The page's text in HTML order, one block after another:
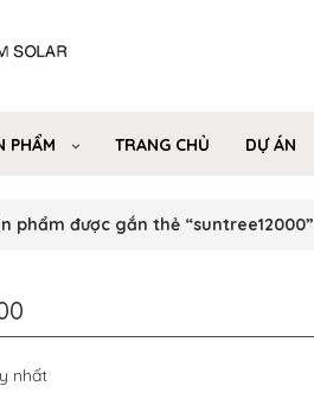
PHẨM TRANG CHỦ DỰ ÁN
phẩm được gắn thẻ “suntree12000”
nhất